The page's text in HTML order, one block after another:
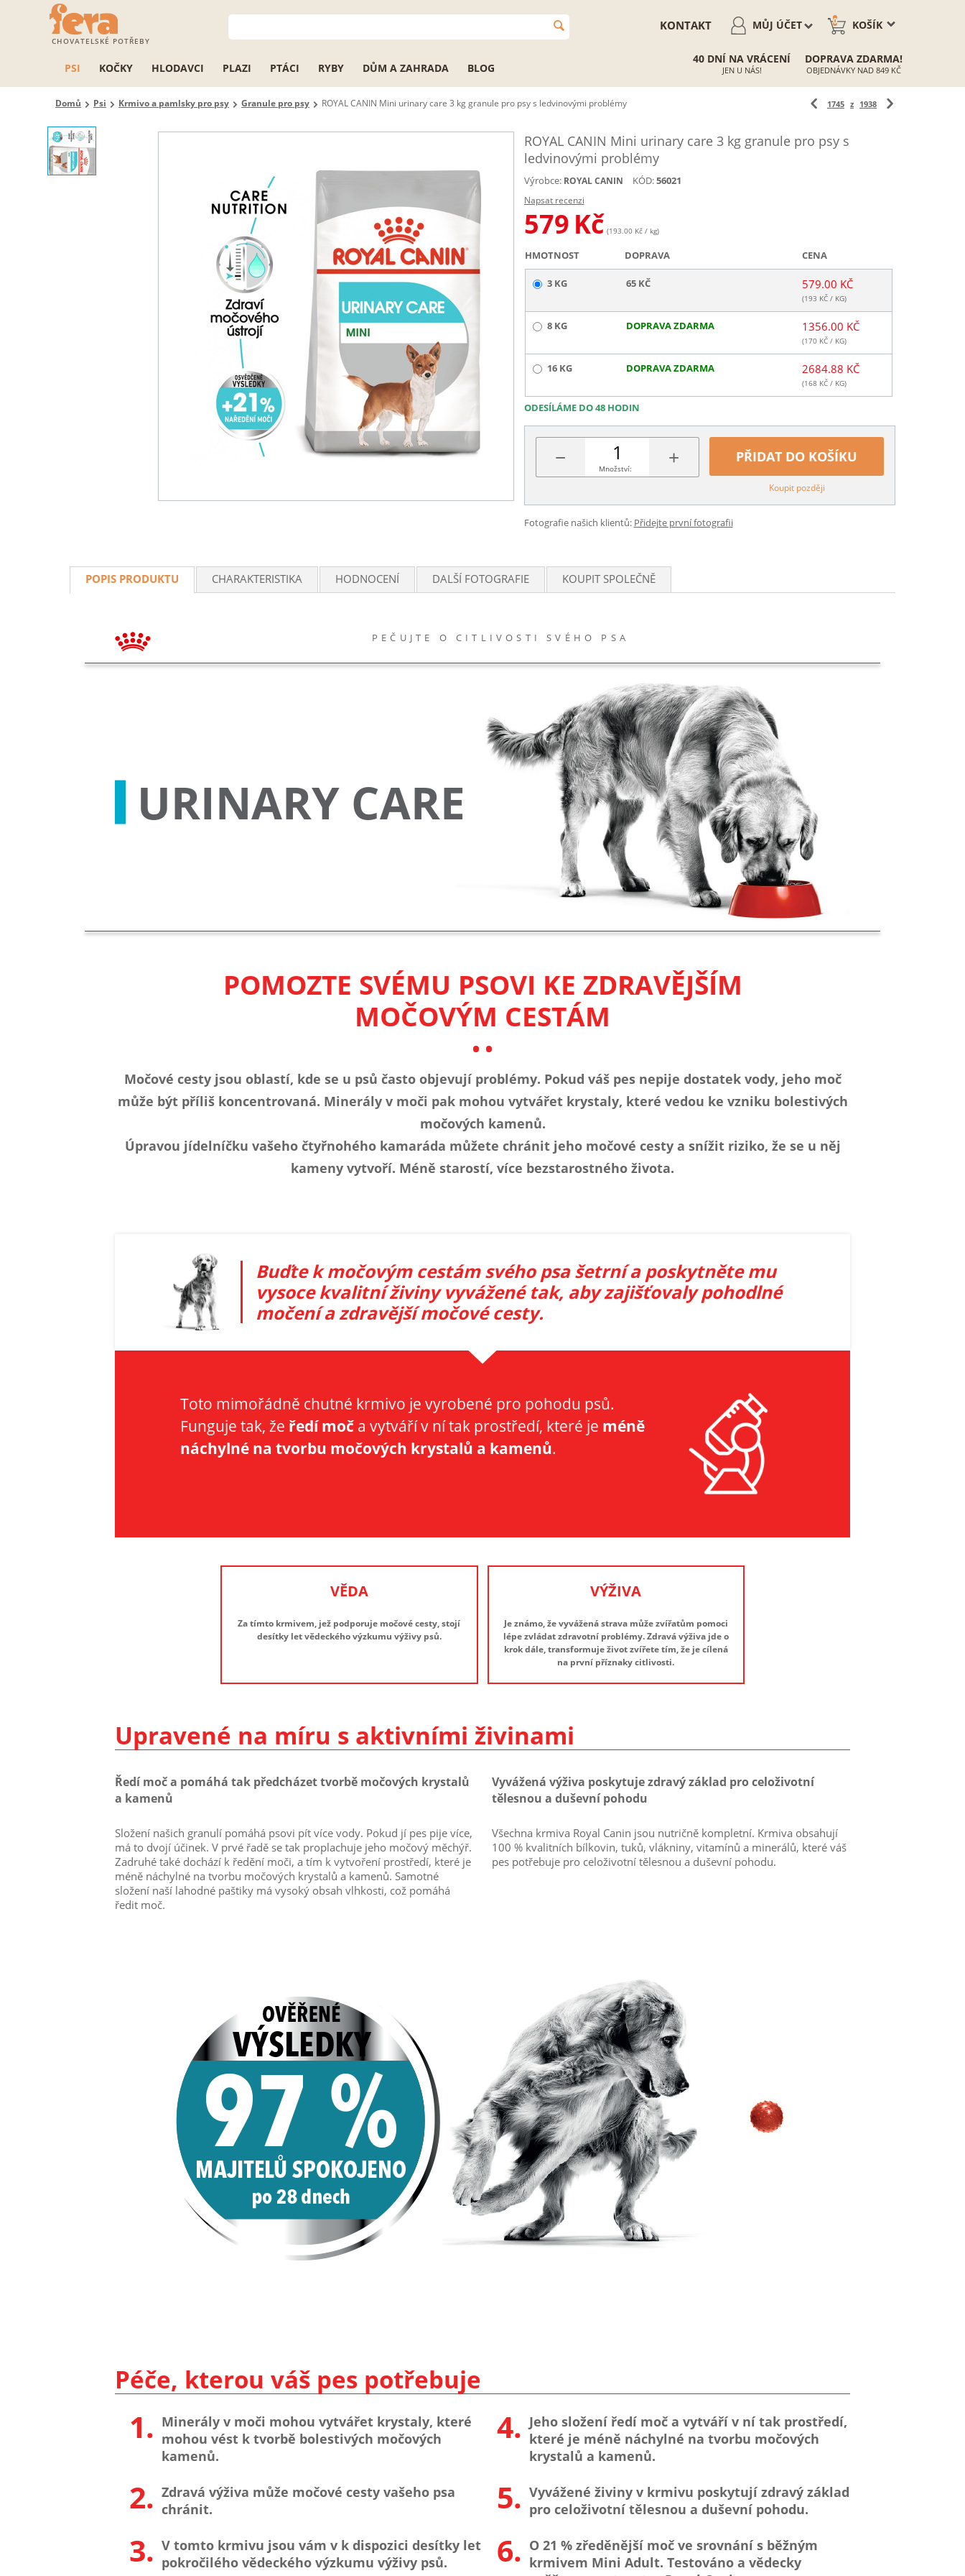
CHOVATELSKÉ POTŘEBY
KOŠÍK
0
MŮJ ÚČET
KONTAKT
PSI KOČKY HLODAVCI PLAZI PTÁCI RYBY DŮM A ZAHRADA BLOG
40 DNÍ NA VRÁCENÍ
JEN U NÁS!
DOPRAVA ZDARMA!
OBJEDNÁVKY NAD 849 KČ
Domů Psi Krmivo a pamlsky pro psy Granule pro psy ROYAL CANIN Mini urinary care 3 kg granule pro psy s ledvinovými problémy 1745 z 1938
ROYAL CANIN Mini urinary care 3 kg granule pro psy s
ledvinovými problémy
Výrobce: ROYAL CANIN KÓD:56021
Napsat recenzi
579 Kč (193.00 Kč / kg)
HMOTNOST DOPRAVA CENA
3 KG 65 KČ 579.00 KČ
(193 KČ / KG)
8 KG DOPRAVA ZDARMA 1356.00 KČ
(170KČ / KG)
16 KG DOPRAVA ZDARMA 2684.88 KČ
(168 KČ / KG)
ODESÍLÁME DO 48 HODIN
− +
Množství:
PŘIDAT DO KOŠÍKU
Koupit později
Fotografie našich klientů: Přidejte první fotografii
POPIS PRODUKTU CHARAKTERISTIKA HODNOCENÍ DALŠÍ FOTOGRAFIE KOUPIT SPOLEČNĚ
PEČUJTE O CITLIVOSTI SVÉHO PSA
URINARY CARE
POMOZTE SVÉMU PSOVI KE ZDRAVĚJŠÍM
MOČOVÝM CESTÁM
Močové cesty jsou oblastí, kde se u psů často objevují problémy. Pokud váš pes nepije dostatek vody, jeho moč
může být příliš koncentrovaná. Minerály v moči pak mohou vytvářet krystaly, které vedou ke vzniku bolestivých
močových kamenů.
Úpravou jídelníčku vašeho čtyřnohého kamaráda můžete chránit jeho močové cesty a snížit riziko, že se u něj
kameny vytvoří. Méně starostí, více bezstarostného života.
Buďte k močovým cestám svého psa šetrní a poskytněte mu
vysoce kvalitní živiny vyvážené tak, aby zajišťovaly pohodlné
močení a zdravější močové cesty.
Toto mimořádně chutné krmivo je vyrobené pro pohodu psů.
Funguje tak, že ředí moč a vytváří v ní tak prostředí, které je méně
náchylné na tvorbu močových krystalů a kamenů.
VĚDA
Za tímto krmivem, jež podporuje močové cesty, stojí
desítky let vědeckého výzkumu výživy psů.
VÝŽIVA
Je známo, že vyvážená strava může zvířatům pomoci
lépe zvládat zdravotní problémy. Zdravá výživa jde o
krok dále, transformuje život zvířete tím, že je cílená
na první příznaky citlivosti.
Upravené na míru s aktivními živinami
Ředí moč a pomáhá tak předcházet tvorbě močových krystalů
a kamenů
Složení našich granulí pomáhá psovi pít více vody. Pokud jí pes pije více,
má to dvojí účinek. V prvé řadě se tak proplachuje jeho močový měchýř.
Zadruhé také dochází k ředění moči, a tím k vytvoření prostředí, které je
méně náchylné na tvorbu močových krystalů a kamenů. Samotné
složení naší lahodné paštiky má vysoký obsah vlhkosti, což pomáhá
ředit moč.
Vyvážená výživa poskytuje zdravý základ pro celoživotní
tělesnou a duševní pohodu
Všechna krmiva Royal Canin jsou nutričně kompletní. Krmiva obsahují
100 % kvalitních bílkovin, tuků, vlákniny, vitamínů a minerálů, které váš
pes potřebuje pro celoživotní tělesnou a duševní pohodu.
Péče, kterou váš pes potřebuje
1. Minerály v moči mohou vytvářet krystaly, které
mohou vést k tvorbě bolestivých močových
kamenů.
4. Jeho složení ředí moč a vytváří v ní tak prostředí,
které je méně náchylné na tvorbu močových
krystalů a kamenů.
2. Zdravá výživa může močové cesty vašeho psa
chránit.
5. Vyvážené živiny v krmivu poskytují zdravý základ
pro celoživotní tělesnou a duševní pohodu.
3. V tomto krmivu jsou vám v k dispozici desítky let
pokročilého vědeckého výzkumu výživy psů.
6. O 21 % zředěnější moč ve srovnání s běžným
krmivem Mini Adult. Testováno a vědecky